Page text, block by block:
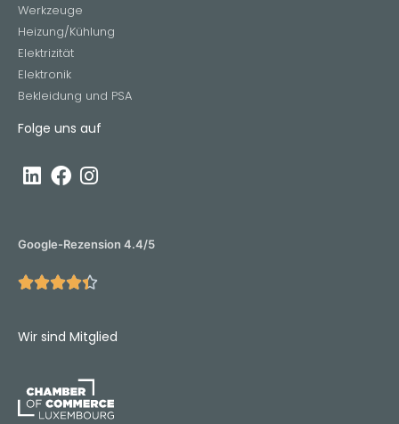
Werkzeuge
Heizung/Kühlung
Elektrizität
Elektronik
Bekleidung und PSA
Folge uns auf
Google-Rezension 4.4/5

Wir sind Mitglied